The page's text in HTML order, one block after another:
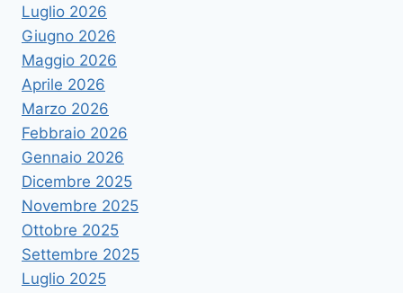
Luglio 2026
Giugno 2026
Maggio 2026
Aprile 2026
Marzo 2026
Febbraio 2026
Gennaio 2026
Dicembre 2025
Novembre 2025
Ottobre 2025
Settembre 2025
Luglio 2025